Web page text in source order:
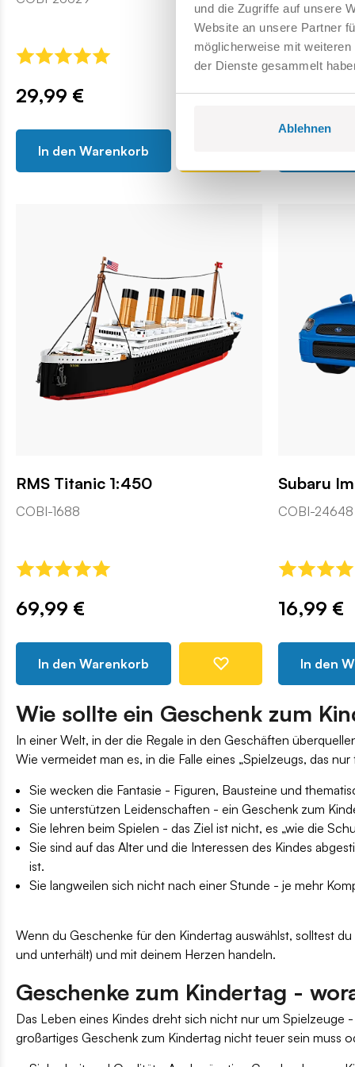
und die Zugriffe auf unsere
Website an unsere Partner
möglicherweise mit
der Dienste gesammelt
Ablehnen
29,99 €
In den Warenkorb
COBI-6283
119,99 €
RMS Titanic 1:450
COBI-1688
69,99 €
In den Warenkorb
Subaru
COBI-24648
16,99 €
In den
Wie sollte ein Geschenk zum
In einer Welt, in der die Regale in den Geschäften
Wie vermeidet man es, in die Falle eines „Spielzeugs, das
Sie wecken die Fantasie - Figuren, Bausteine und
Sie unterstützen Leidenschaften - ein Geschenk zum
Sie lehren beim Spielen - das Ziel ist nicht, es „wie die
Sie sind auf das Alter und die Interessen des Kindes
ist.
Sie langweilen sich nicht nach einer Stunde - je mehr
Wenn du Geschenke für den Kindertag auswählst, solltest
und unterhält) und mit deinem Herzen handeln.
Geschenke zum Kindertag -
Das Leben eines Kindes dreht sich nicht nur um Spielzeuge
großartiges Geschenk zum Kindertag nicht teuer sein muss